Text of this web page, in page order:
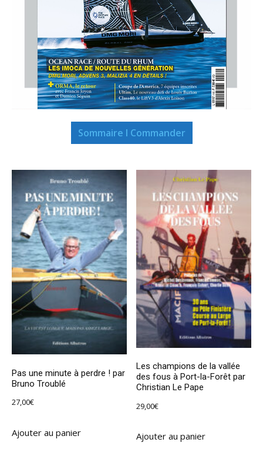
Sommaire I Commander
Pas une minute à perdre ! par
Bruno Troublé
27,00€
Ajouter au panier
Les champions de la vallée
des fous à Port-la-Forêt par
Christian Le Pape
29,00€
Ajouter au panier